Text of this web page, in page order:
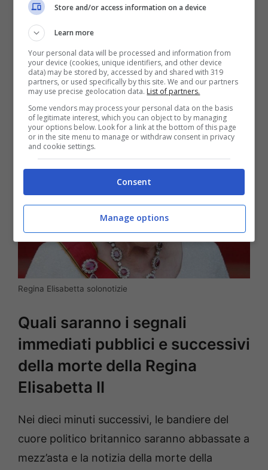
Regina Elisabetta solonotizie
Quali saranno i segnali
immediati pubblici e successivi
della morte della Regina
Elisabetta II
Nei dieci minuti successivi, le bandiere del
cuore politico britannico saranno abbassate a
mezz’asta e la notizia della morte della
Store and/or access information on a device
Learn more
Your personal data will be processed and information from
your device (cookies, unique identifiers, and other device
data) may be stored by, accessed by and shared with 319
partners, or used specifically by this site. We and our partners
may use precise geolocation data. List of partners.
Some vendors may process your personal data on the basis
of legitimate interest, which you can object to by managing
your options below. Look for a link at the bottom of this page
or in the site menu to manage or withdraw consent in privacy
and cookie settings.
Consent
Manage options